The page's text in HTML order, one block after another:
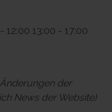
13:00 - 17:00
der
News der Website)